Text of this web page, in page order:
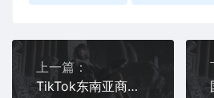
上一篇：
TikTok东南亚商城功能上线公告